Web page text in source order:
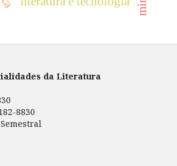
da Literatura
8830
Semestral